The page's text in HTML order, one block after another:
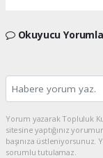
Okuyucu
Yorum yazarak Topluluk
sitesine yaptığınız
başınıza
sorumlu tutulamaz.